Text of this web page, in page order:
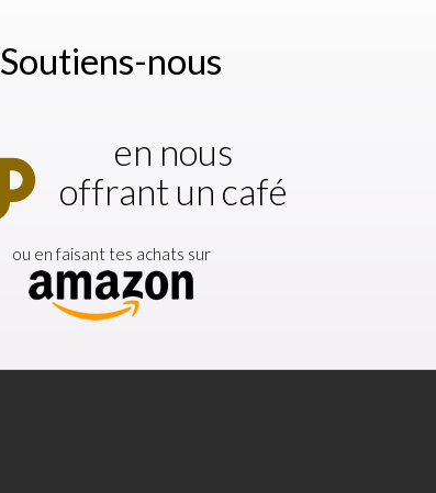
Soutiens-nous
en nous
offrant un café
ou en faisant tes achats sur